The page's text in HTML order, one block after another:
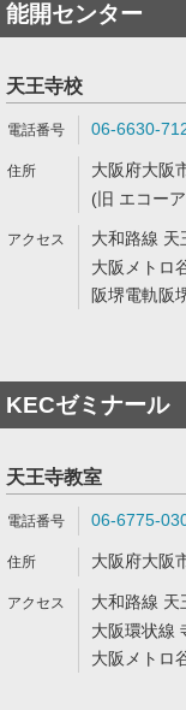
能開センター
天王寺校
06-6630-
大阪府大阪
(旧 エコー
大和路線 天
大阪メトロ
阪堺電軌阪
KECゼミナール
天王寺教室
06-6775-
大阪府大阪
大和路線 天
大阪環状線
大阪メトロ